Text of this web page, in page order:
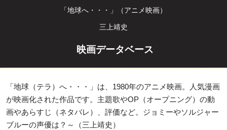
「地球へ・・・」（アニメ映画）
三上靖史
映画データベース
「地球（テラ）へ・・・」は、1980年のアニメ映画。人気漫画
が映画化された作品です。主題歌やOP（オープニング）の動
画やあらすじ（ネタバレ）、評価など。ジョミーやソルジャー
ブルーの声優は？～（三上靖史）